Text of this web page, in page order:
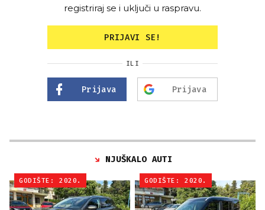
registriraj se i uključi u raspravu.
PRIJAVI SE!
ILI
Prijava Prijava
NJUŠKALO AUTI
GODIŠTE: 2020. GODIŠTE: 2020.